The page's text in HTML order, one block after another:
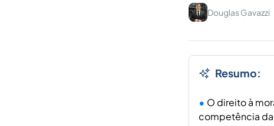
Douglas Gavazzi
Resumo:
O direito à
competência da